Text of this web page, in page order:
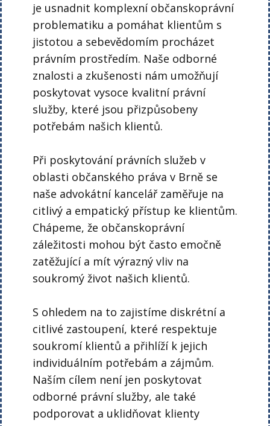
je usnadnit komplexní občanskoprávní
problematiku a pomáhat klientům s
jistotou a sebevědomím procházet
právním prostředím. Naše odborné
znalosti a zkušenosti nám umožňují
poskytovat vysoce kvalitní právní
služby, které jsou přizpůsobeny
potřebám našich klientů.
Při poskytování právních služeb v
oblasti občanského práva v Brně se
naše advokátní kancelář zaměřuje na
citlivý a empatický přístup ke klientům.
Chápeme, že občanskoprávní
záležitosti mohou být často emočně
zatěžující a mít výrazný vliv na
soukromý život našich klientů.
S ohledem na to zajistíme diskrétní a
citlivé zastoupení, které respektuje
soukromí klientů a přihlíží k jejich
individuálním potřebám a zájmům.
Naším cílem není jen poskytovat
odborné právní služby, ale také
podporovat a uklidňovat klienty